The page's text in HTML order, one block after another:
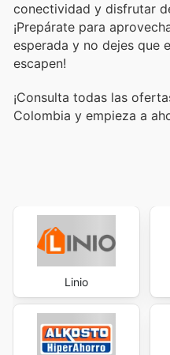
conectividad y disfrutar
¡Prepárate para
esperada y no dejes que
escapen!
¡Consulta todas las
Colombia y empieza a
Linio